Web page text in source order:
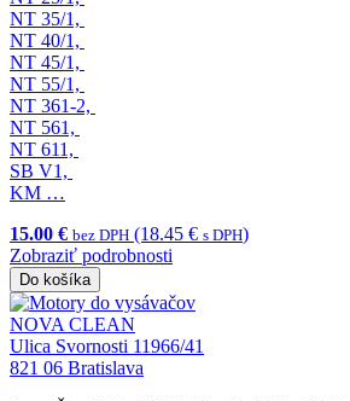
NT 35/1,
NT 40/1,
NT 45/1,
NT 55/1,
NT 361-2,
NT 561,
NT 611,
SB V1,
KM …
15.00 € bez DPH (18.45 € s DPH)
Zobraziť podrobnosti
Do košíka
NOVA CLEAN
Ulica Svornosti 11966/41
821 06 Bratislava